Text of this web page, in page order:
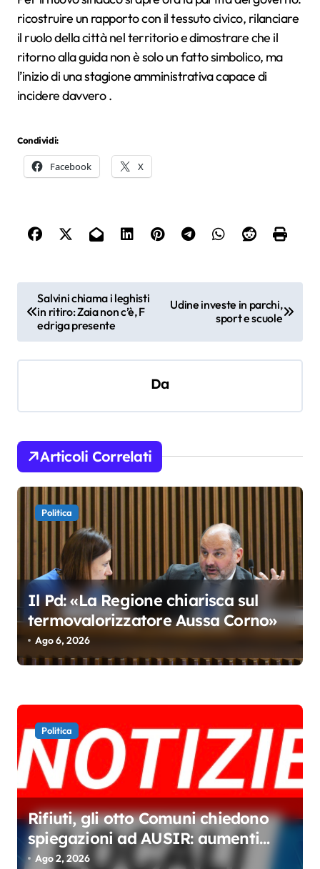
ricostruire un rapporto con il tessuto civico, rilanciare
il ruolo della città nel territorio e dimostrare che il
ritorno alla guida non è solo un fatto simbolico, ma
l’inizio di una stagione amministrativa capace di
incidere davvero .
Condividi:
Facebook X
a
v
i
a
o
r
i
c
o
i
Salvini chiama i leghisti
in ritiro: Zaia non c’è, F
edriga presente
Udine investe in parchi,
sport e scuole
Da
Articoli Correlati
Politica
Il Pd: «La Regione chiarisca sul
termovalorizzatore Aussa Corno»
Ago 6, 2026
Politica
Rifiuti, gli otto Comuni chiedono
spiegazioni ad AUSIR: aumenti
senza miglioramenti
Ago 2, 2026